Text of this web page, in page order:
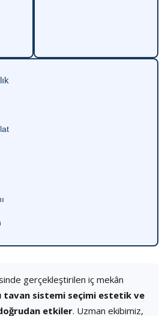
gerçekleştirilen iç mekân
tavan sistemi seçimi estetik ve
etkiler. Uzman ekibimiz,